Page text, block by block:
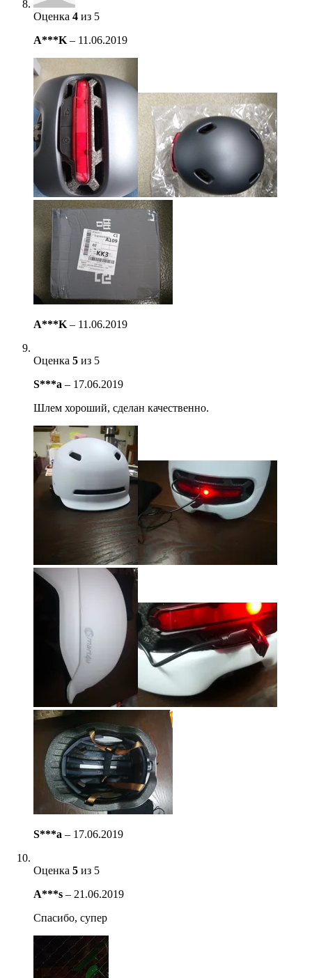
Оценка 4 из 5
A***K – 11.06.2019
A***K – 11.06.2019
Оценка 5 из 5
S***a – 17.06.2019
Шлем хороший, сделан качественно.
S***a – 17.06.2019
Оценка 5 из 5
A***s – 21.06.2019
Спасибо, супер